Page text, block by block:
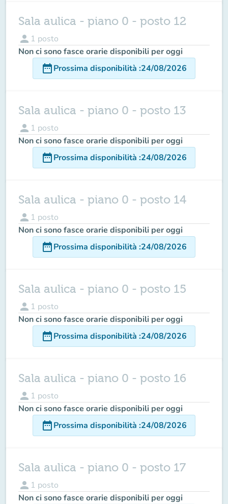
Sala aulica - piano 0 - posto 12
person 1 posto
Non ci sono fasce orarie disponibili per oggi
date_rangeProssima disponibilità :24/08/2026
Sala aulica - piano 0 - posto 13
person 1 posto
Non ci sono fasce orarie disponibili per oggi
date_rangeProssima disponibilità :24/08/2026
Sala aulica - piano 0 - posto 14
person 1 posto
Non ci sono fasce orarie disponibili per oggi
date_rangeProssima disponibilità :24/08/2026
Sala aulica - piano 0 - posto 15
person 1 posto
Non ci sono fasce orarie disponibili per oggi
date_rangeProssima disponibilità :24/08/2026
Sala aulica - piano 0 - posto 16
person 1 posto
Non ci sono fasce orarie disponibili per oggi
date_rangeProssima disponibilità :24/08/2026
Sala aulica - piano 0 - posto 17
person 1 posto
Non ci sono fasce orarie disponibili per oggi